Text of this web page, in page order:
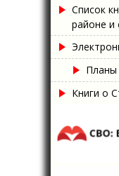
Список
районе и
Книги о